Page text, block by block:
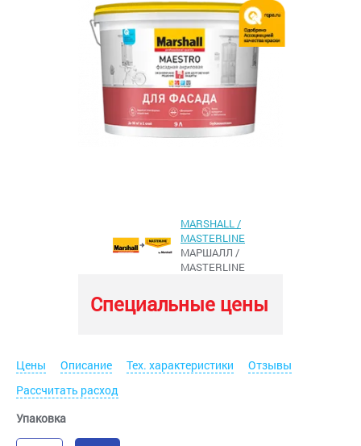
MARSHALL /
MASTERLINE
МАРШАЛЛ /
MASTERLINE
Специальные цены
Цены Описание Тех. характеристики
Отзывы
Рассчитать расход
Упаковка